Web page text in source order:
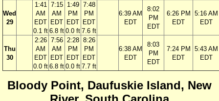
Wed
29
1:41
AM
EDT
0.1 ft
7:15
AM
EDT
6.8 ft
1:49
PM
EDT
0.0 ft
7:48
PM
EDT
7.6 ft
6:39 AM
EDT
8:02
PM
EDT
6:26 PM
EDT
5:16 AM
EDT
Thu
30
2:26
AM
EDT
0.0 ft
7:56
AM
EDT
6.8 ft
2:28
PM
EDT
0.0 ft
8:26
PM
EDT
7.7 ft
6:38 AM
EDT
8:03
PM
EDT
7:24 PM
EDT
5:43 AM
EDT
Bloody Point, Daufuskie Island, New